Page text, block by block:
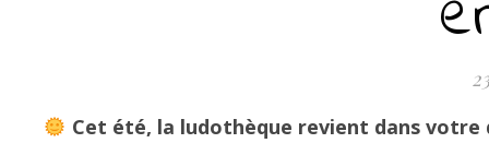
Cet été, la ludothèque revient dans